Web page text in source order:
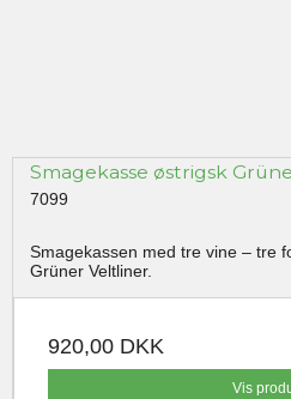
Smagekasse østrigsk
7099
Smagekassen med tre vine – tre
Grüner Veltliner.
920,00 DKK
Vis